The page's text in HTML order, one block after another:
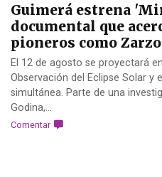
Guimerá estrena
documental que
pioneros como
El 12 de agosto se proyectará
Observación del Eclipse Solar y
simultánea. Parte de una
Godina,...
Comentar